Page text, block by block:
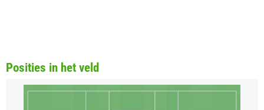
Posities in het veld